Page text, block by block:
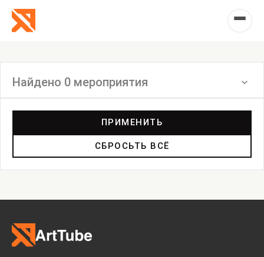
Найдено 0 мероприятия
Дискуссия
Пост-релиз
Пресс-конференция
ПРИМЕНИТЬ
СБРОСЬТЬ ВСЁ